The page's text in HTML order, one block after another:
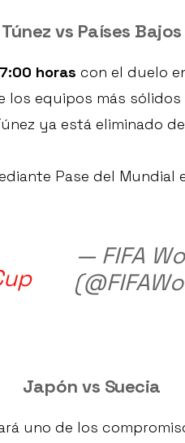
Túnez vs Países Bajos
horas con el duelo
los equipos más
ya está eliminado
Pase del Mundial
— FIFA
Japón vs Suecia
uno de los